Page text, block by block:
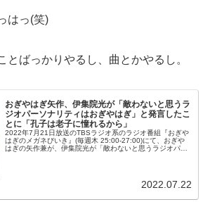
はっ(笑)
とばっかりやるし、曲とかやるし。
おぎやはぎ矢作、伊集院光が「敵わないと思うラ
ジオパーソナリティはおぎやはぎ」と発言したこ
とに「孔子は老子に憧れるから」
2022年7月21日放送のTBSラジオ系のラジオ番組『おぎや
はぎのメガネびいき』(毎週木 25:00-27:00)にて、おぎや
はぎの矢作兼が、伊集院光が「敵わないと思うラジオパー
2022.07.22